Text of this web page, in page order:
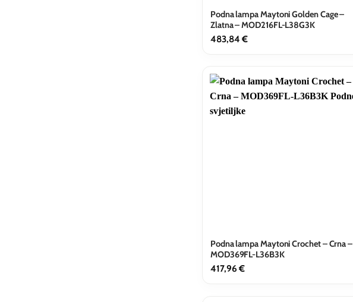
Podna lampa Maytoni Golden Cage –
Zlatna – MOD216FL-L38G3K
483,84 €
Podna lampa Maytoni Crochet – Crna –
MOD369FL-L36B3K
417,96 €